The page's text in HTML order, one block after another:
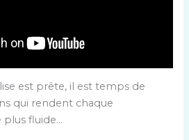
est prête, il est temps de
qui rendent chaque
fluide…